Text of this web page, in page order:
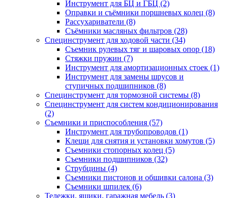
Инструмент для БЦ и ГБЦ (2)
Оправки и съёмники поршневых колец (8)
Рассухариватели (8)
Съёмники масляных фильтров (28)
Специнструмент для ходовой части (34)
Съемник рулевых тяг и шаровых опор (18)
Стяжки пружин (7)
Инструмент для амортизационных стоек (1)
Инструмент для замены шрусов и
ступичных подшипников (8)
Специнструмент для тормозной системы (8)
Специнструмент для систем кондиционирования
(2)
Съемники и приспособления (57)
Инструмент для трубопроводов (1)
Клещи для снятия и установки хомутов (5)
Съемники стопорных колец (5)
Съемники подшипников (32)
Струбцины (4)
Съемники пистонов и обшивки салона (3)
Съемники шпилек (6)
Тележки, ящики, гаражная мебель (3)